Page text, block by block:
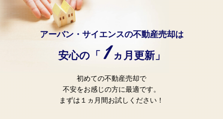
アーバン・サイエンスの不動産売却は
安心の「 1 ヵ月更新」
初めての不動産売却で
不安をお感じの方に最適です。
まずは１ヵ月間お試しください！